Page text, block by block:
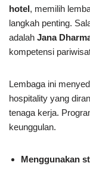
hotel, memilih
langkah penting.
adalah Jana
kompetensi
Lembaga ini
hospitality yang
tenaga kerja.
keunggulan.
Menggunakan